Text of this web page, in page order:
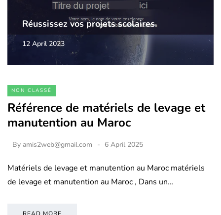
Réussissez vos projets scolaires
12 April 2023
NON CLASSÉ
Référence de matériels de levage et
manutention au Maroc
By amis2web@gmail.com 6 April 2025
Matériels de levage et manutention au Maroc matériels
de levage et manutention au Maroc , Dans un…